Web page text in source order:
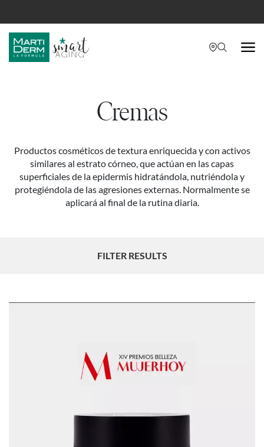
main
content
Cremas
Productos cosméticos de textura enriquecida y con activos
similares al estrato córneo, que actúan en las capas
superficiales de la epidermis hidratándola, nutriéndola y
protegiéndola de las agresiones externas. Normalmente se
aplicará al final de la rutina diaria.
FILTER RESULTS